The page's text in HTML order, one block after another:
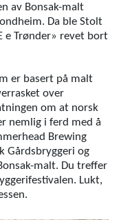
av Bonsak-malt
Da ble Stolt
e Trønder» revet bort
er basert på malt
over
om at norsk
nemlig i ferd med å
Brewing
Gårdsbryggeri og
malt. Du treffer
Lukt,